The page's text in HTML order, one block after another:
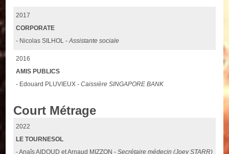
2017
CORPORATE
- Nicolas SILHOL -Assistante sociale
2016
AMIS PUBLICS
- Edouard PLUVIEUX -Caissière SINGAPORE BANK
Court Métrage
2022
LE TOURNESOL
- Anaîs AIDOUD et Arnaud MIZZON -Secrétaire médecin (Joey STARR)